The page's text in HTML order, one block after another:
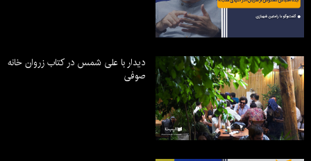
دیدار با علی شمس در کتاب زروان خانه
صوفی